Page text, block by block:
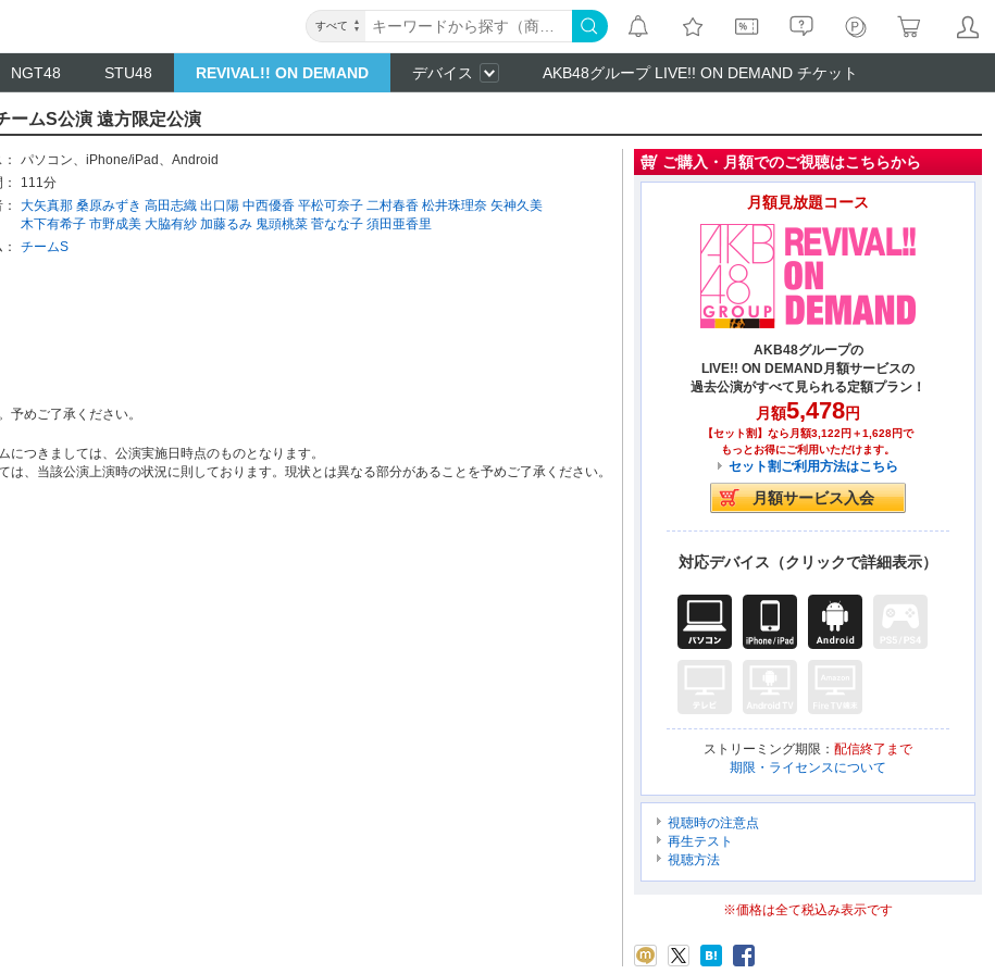
すべて
NGT48 STU48 REVIVAL!! ON DEMAND デバイス AKB48グループ LIVE!! ON DEMAND チケット
ームS公演 遠方限定公演
パソコン、 iPhone/iPad 、 Android
111分
大矢真那 桑原みずき 高田志織 出口陽 中西優香 平松可奈子 二村春香 松井珠理奈 矢神久美
木下有希子 市野成美 大脇有紗 加藤るみ 鬼頭桃菜 菅なな子 須田亜香里
チームS
めご了承ください。
つきましては、公演実施日時点のものとなります。
、当該公演上演時の状況に則しております。現状とは異なる部分があることを予めご了承ください。
ご購入・月額でのご視聴はこちらから
月額見放題コース
AKB48グループの
LIVE!! ON DEMAND月額サービスの
過去公演がすべて見られる定額プラン！
月額5,478円
【セット割】なら月額3,122円＋1,628円で
もっとお得にご利用いただけます。
セット割ご利用方法はこちら
対応デバイス（クリックで詳細表示）
ストリーミング期限： 配信終了まで
期限・ライセンスについて
視聴時の注意点
再生テスト
視聴方法
※価格は全て税込み表示です